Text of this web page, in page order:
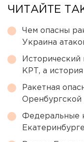
ЧИТАЙТЕ
Чем опасны
Украина
Исторический
КРТ, а
Ракетная
Федеральные